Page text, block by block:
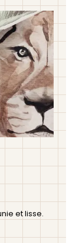
et lisse.